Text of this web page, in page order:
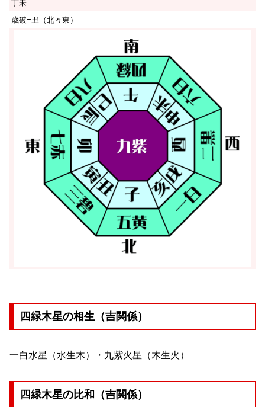
丁未
歳破=丑（北々東）
四緑木星の相生（吉関係）
一白水星（水生木）・九紫火星（木生火）
四緑木星の比和（吉関係）